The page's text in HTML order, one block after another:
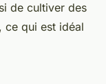
de cultiver des
ce qui est idéal